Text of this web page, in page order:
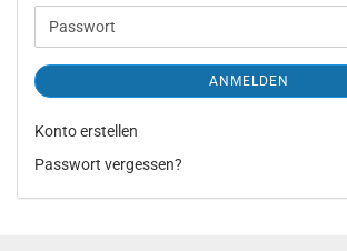
Adresse
Passwort
ANMELDEN
Konto erstellen
Passwort vergessen?